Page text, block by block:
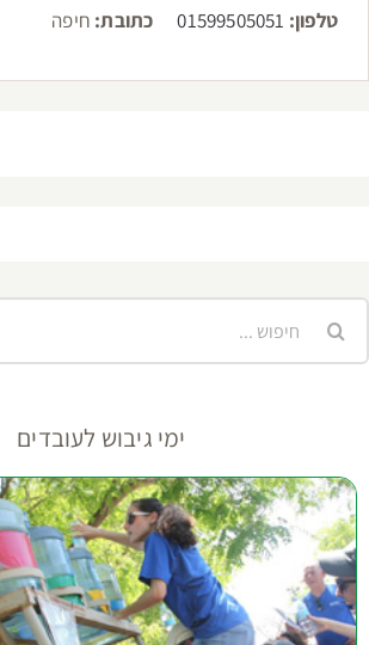
טלפון: 01599505051 כתובת: חיפה
ימי גיבוש לעובדים